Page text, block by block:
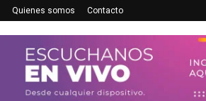
Quienes somos Contacto